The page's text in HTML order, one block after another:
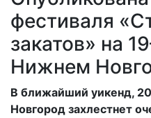
фестиваля
закатов» на
Нижнем
В ближайший уикенд,
Новгород захлестнет